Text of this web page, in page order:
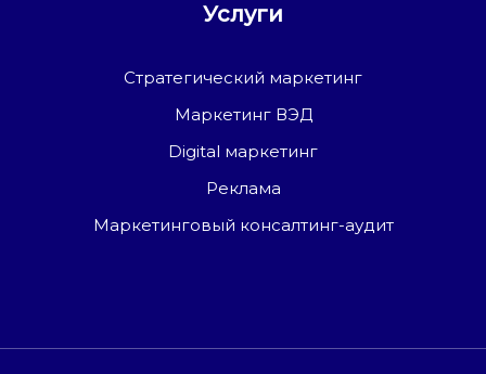
Услуги
Стратегический маркетинг
Маркетинг ВЭД
Digital маркетинг
Реклама
Маркетинговый консалтинг-аудит